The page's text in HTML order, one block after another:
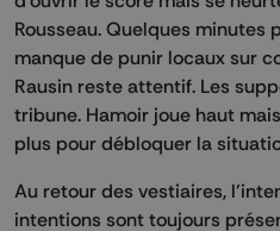
Rousseau. Quelques minutes
manque de punir locaux sur
Rausin reste attentif. Les
tribune. Hamoir joue haut
plus pour débloquer la
Au retour des vestiaires,
intentions sont toujours